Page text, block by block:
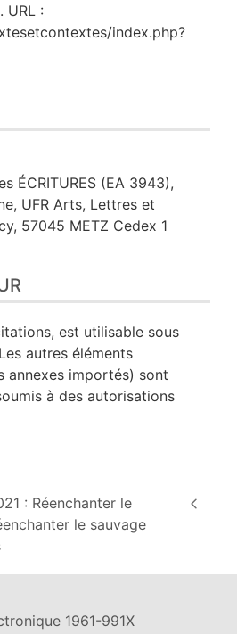
URL :
index.php?
ÉCRITURES (EA 3943),
UFR Arts, Lettres et
57045 METZ Cedex 1
est utilisable sous
autres éléments
annexes importés) sont
à des autorisations
: Réenchanter le
le sauvage
1961-991X